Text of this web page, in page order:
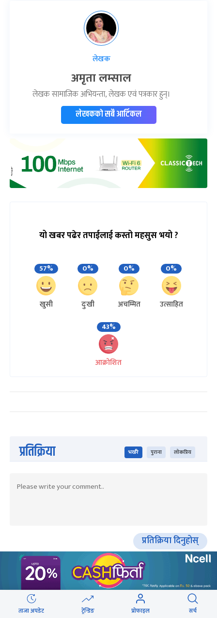
लेखक
अमृता लम्साल
लेखक सामाजिक अभियन्ता, लेखक एवं पत्रकार हुन्।
लेखकको सबै आर्टिकल
यो खबर पढेर तपाईलाई कस्तो महसुस भयो ?
57%
खुसी
0%
दुःखी
0%
अचम्मित
0%
उत्साहित
43%
आक्रोशित
प्रतिक्रिया भर्खरै पुराना लोकप्रिय
प्रतिक्रिया दिनुहोस्
HOT PROPERTIES
ताजा अपडेट ट्रेन्डिङ प्रोफाइल सर्च